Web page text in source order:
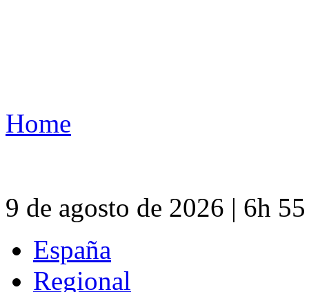
Home
9 de agosto de 2026 | 6h
España
Regional